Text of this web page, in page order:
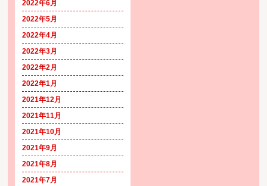
2022年6月
2022年5月
2022年4月
2022年3月
2022年2月
2022年1月
2021年12月
2021年11月
2021年10月
2021年9月
2021年8月
2021年7月